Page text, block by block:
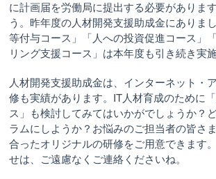
に計画届を労働局に提出する必要がありま
う。昨年度の人材開発支援助成金にありま
等付与コース」「人への投資促進コース」
リング支援コース」は本年度も引き続き実施
人材開発支援助成金は、インターネット・
修も実績があります。IT人材育成のために
ス」も検討してみてはいかがでしょうか？
ラムにしようか？お悩みのご担当者の皆さ
合ったオリジナルの研修をご用意できます
せは、ご遠慮なくご連絡くださいね。